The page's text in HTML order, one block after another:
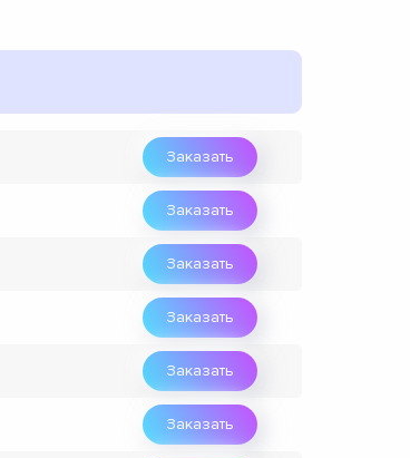
Заказать
Заказать
Заказать
Заказать
Заказать
Заказать